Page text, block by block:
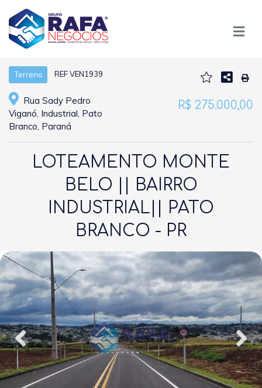
Terreno REF VEN1939
Rua Sady Pedro
Viganó, Industrial, Pato
Branco, Paraná
R$ 275.000,00
LOTEAMENTO MONTE
BELO || BAIRRO
INDUSTRIAL|| PATO
BRANCO - PR